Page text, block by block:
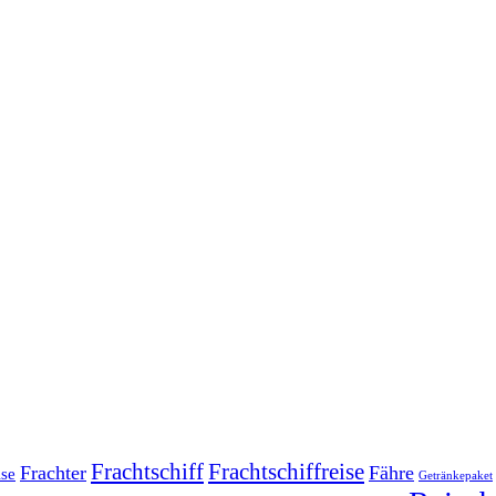
Frachter FrachtschiffFrachtschiffreise Fähre Getränkepaket